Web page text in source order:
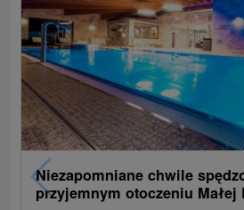
Niezapomniane chwile
przyjemnym otoczeniu Małej